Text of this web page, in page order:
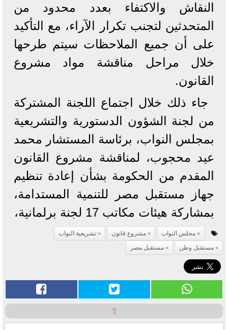
النقاش والاكتفاء بعدد محدود من
المتحدثين لتجنب تكرار الآراء، مع التأكيد
على أن جميع الملاحظات سيتم طرحها
خلال مراحل مناقشة مواد مشروع
القانون.
جاء ذلك خلال اجتماع اللجنة المشتركة
من لجنة الشؤون الدستورية والتشريعية
بمجلس النواب، برئاسة المستشار محمد
عيد محجوب، لمناقشة مشروع القانون
المقدم من الحكومة بشأن إعادة تنظيم
جهاز مستقبل مصر للتنمية المستدامة،
بمشاركة هيئات مكاتب 17 لجنة برلمانية،
مجلس النواب مشروع قانون
تشريعية النواب
مستقبل وطن
مستقبل مصر
⇧